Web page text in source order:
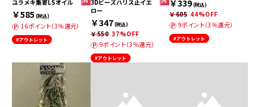
ユラメキ集寄LSオイル
￥585 (税込)
16ポイント（3％還元）
#アウトレット
3Dビーズハリス止イエ
ロー
￥347(税込)
￥550 37%OFF
9ポイント（3％還元）
#アウトレット
￥339(税込)
￥605 44%OFF
9ポイント（3％還元）
#アウトレット